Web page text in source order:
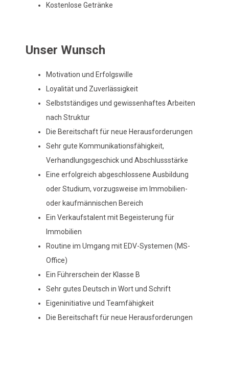
Kostenlose Getränke
Unser Wunsch
Motivation und Erfolgswille
Loyalität und Zuverlässigkeit
Selbstständiges und gewissenhaftes Arbeiten
nach Struktur
Die Bereitschaft für neue Herausforderungen
Sehr gute Kommunikationsfähigkeit,
Verhandlungsgeschick und Abschlussstärke
Eine erfolgreich abgeschlossene Ausbildung
oder Studium, vorzugsweise im Immobilien-
oder kaufmännischen Bereich
Ein Verkaufstalent mit Begeisterung für
Immobilien
Routine im Umgang mit EDV-Systemen (MS-
Office)
Ein Führerschein der Klasse B
Sehr gutes Deutsch in Wort und Schrift
Eigeninitiative und Teamfähigkeit
Die Bereitschaft für neue Herausforderungen